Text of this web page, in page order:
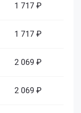
1 717 ₽
1 717 ₽
2 069 ₽
2 069 ₽